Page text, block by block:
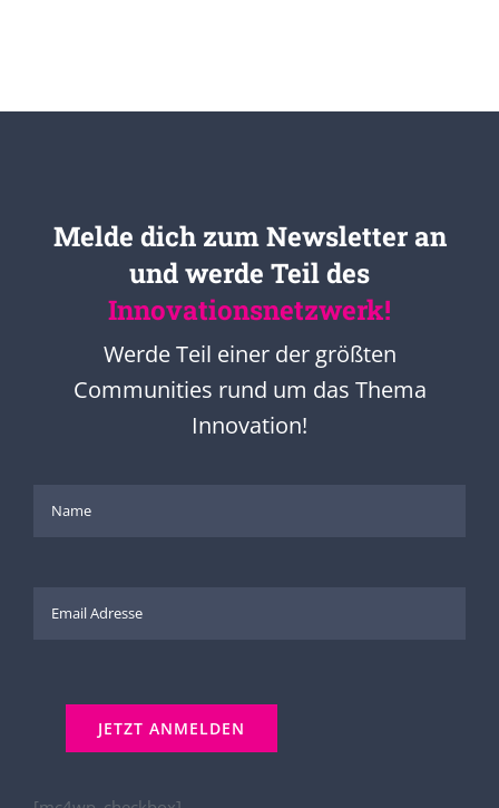
Melde dich zum Newsletter an
und werde Teil des
Innovationsnetzwerk!
Werde Teil einer der größten
Communities rund um das Thema
Innovation!